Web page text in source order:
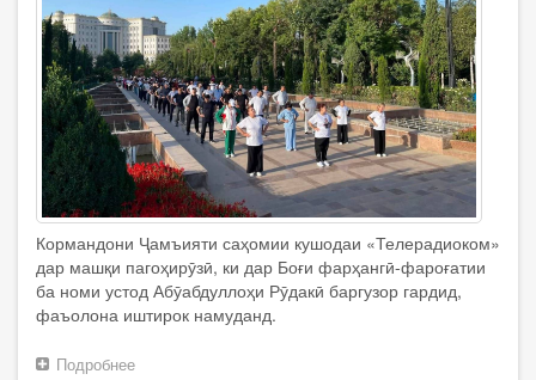
Кормандони Ҷамъияти саҳомии кушодаи «Телерадиоком»
дар машқи пагоҳирӯзӣ, ки дар Боғи фарҳангӣ-фароғатии
ба номи устод Абӯабдуллоҳи Рӯдакӣ баргузор гардид,
фаъолона иштирок намуданд.
Подробнее